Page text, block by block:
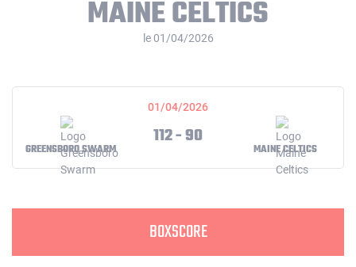
MAINE CELTICS
le 01/04/2026
01/04/2026
GREENSBORO SWARM
112 - 90
MAINE CELTICS
BOXSCORE